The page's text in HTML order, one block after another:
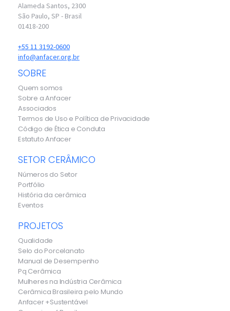
Alameda Santos, 2300
São Paulo, SP - Brasil
01418-200
+55 11 3192-0600
info@anfacer.org.br
SOBRE
Quem somos
Sobre a Anfacer
Associados
Termos de Uso e Política de Privacidade
Código de Ética e Conduta
Estatuto Anfacer
SETOR CERÂMICO
Números do Setor
Portfólio
História da cerâmica
Eventos
PROJETOS
Qualidade
Selo do Porcelanato
Manual de Desempenho
Pq Cerâmica
Mulheres na Indústria Cerâmica
Cerâmica Brasileira pelo Mundo
Anfacer +Sustentável